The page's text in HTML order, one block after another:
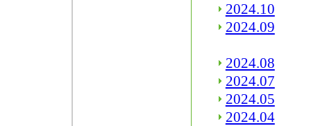
2024.10
2024.09
2024.08
2024.07
2024.05
2024.04